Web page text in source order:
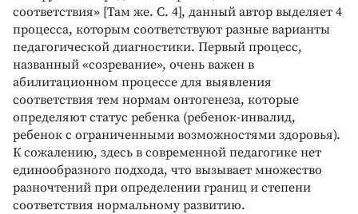
соответствия» [Там же. С. 4], данный автор выделяет 4
процесса, которым соответствуют разные варианты
педагогической диагностики. Первый процесс,
названный «созревание», очень важен в
абилитационном процессе для выявления
соответствия тем нормам онтогенеза, которые
определяют статус ребенка (ребенок-инвалид,
ребенок с ограниченными возможностями здоровья).
К сожалению, здесь в современной педагогике нет
единообразного подхода, что вызывает множество
разночтений при определении границ и степени
соответствия нормальному развитию.